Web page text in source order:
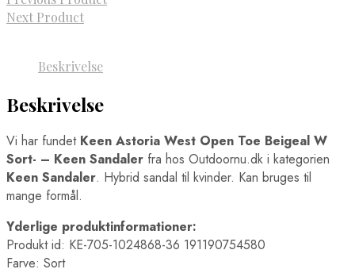
Next Product
Beskrivelse
Beskrivelse
Vi har fundet Keen Astoria West Open Toe Beigeal W
Sort- – Keen Sandaler fra hos Outdoornu.dk i kategorien
Keen Sandaler. Hybrid sandal til kvinder. Kan bruges til
mange formål.
Yderlige produktinformationer:
Produkt id: KE-705-1024868-36 191190754580
Farve: Sort